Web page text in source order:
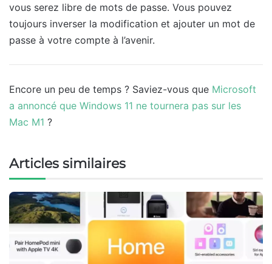
vous serez libre de mots de passe. Vous pouvez
toujours inverser la modification et ajouter un mot de
passe à votre compte à l’avenir.
Encore un peu de temps ? Saviez-vous que Microsoft
a annoncé que Windows 11 ne tournera pas sur les
Mac M1 ?
Articles similaires